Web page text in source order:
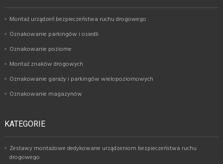
Montaż urządzeń bezpieczeństwa ruchu drogowego
Oznakowanie parkingów i osiedli
Oznakowanie poziome
Montaż znaków drogowych
Oznakowanie garaży i parkingów wielopoziomowych
Oznakowanie magazynów
KATEGORIE
Zestawy montażowe dedykowane urządzeniom bezpieczeństwa ruchu
drogowego